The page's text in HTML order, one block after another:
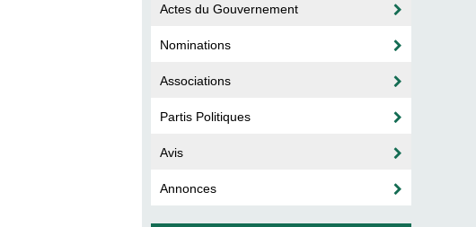
Actes du Gouvernement
Nominations
Associations
Partis Politiques
Avis
Annonces